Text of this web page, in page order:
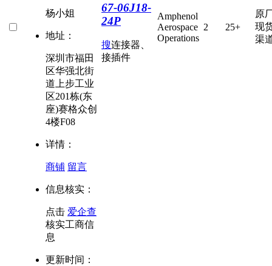
杨小姐
地址：
深圳市福田
区华强北街
道上步工业
区201栋(东
座)赛格众创
4楼F08
详情：
商铺 留言
信息核实：
点击 爱企查
核实工商信
息
更新时间：
67-06J18-
24P
搜连接器、
接插件
Amphenol
Aerospace
Operations
2 25+
原
现
渠